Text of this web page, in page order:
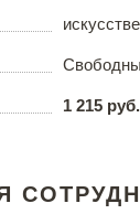
1 215 руб.